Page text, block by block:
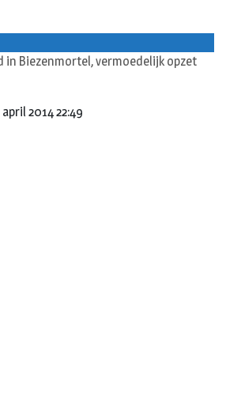
in Biezenmortel, vermoedelijk opzet
2014 22:49